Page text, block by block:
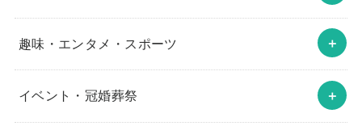
趣味・エンタメ・スポーツ
イベント・冠婚葬祭